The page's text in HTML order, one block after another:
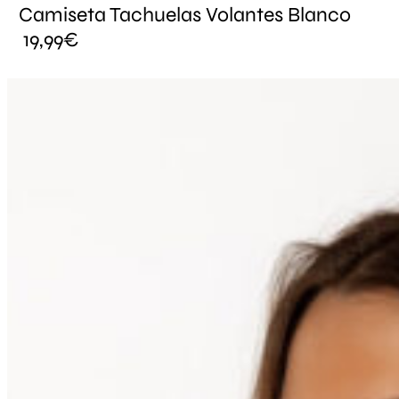
Camiseta Tachuelas Volantes Blanco
19,99€